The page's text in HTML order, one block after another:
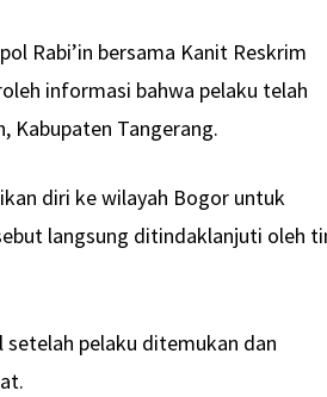
Rabi’in bersama Kanit Reskrim
informasi bahwa pelaku telah
Kabupaten Tangerang.
diri ke wilayah Bogor untuk
langsung ditindaklanjuti oleh
setelah pelaku ditemukan dan